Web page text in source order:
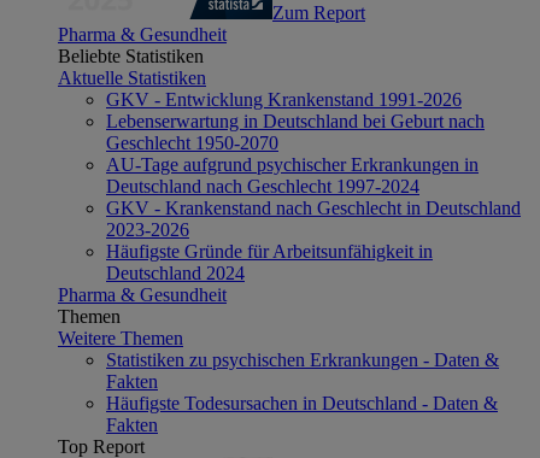
Zum Report
Pharma & Gesundheit
Beliebte Statistiken
Aktuelle Statistiken
GKV - Entwicklung Krankenstand 1991-2026
Lebenserwartung in Deutschland bei Geburt nach
Geschlecht 1950-2070
AU-Tage aufgrund psychischer Erkrankungen in
Deutschland nach Geschlecht 1997-2024
GKV - Krankenstand nach Geschlecht in Deutschland
2023-2026
Häufigste Gründe für Arbeitsunfähigkeit in
Deutschland 2024
Pharma & Gesundheit
Themen
Weitere Themen
Statistiken zu psychischen Erkrankungen - Daten &
Fakten
Häufigste Todesursachen in Deutschland - Daten &
Fakten
Top Report